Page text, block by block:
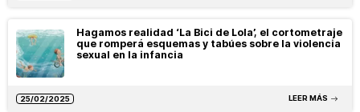
Hagamos realidad ‘La Bici de Lola’, el cortometraje
que romperá esquemas y tabúes sobre la violencia
sexual en la infancia
25/02/2025 LEER MÁS